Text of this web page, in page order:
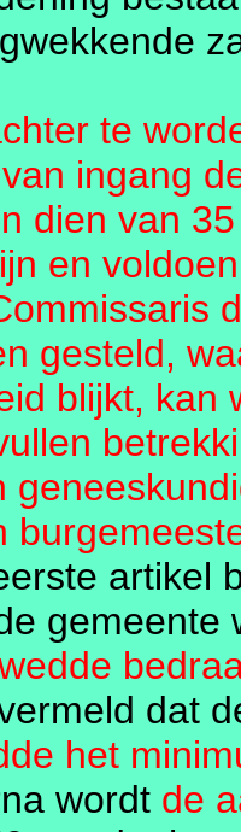
te
ingang
dien van
en
gesteld,
blijkt, kan
artikel
gemeente
dat
het
wordt de